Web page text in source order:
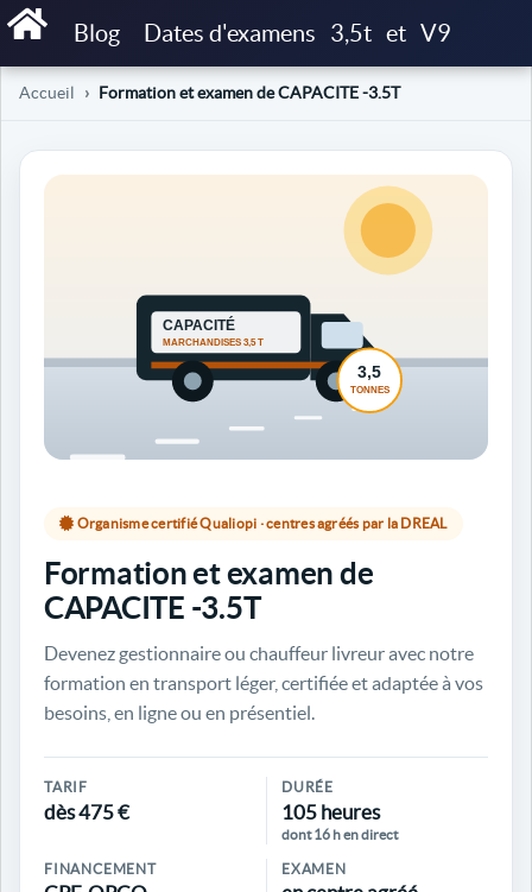
Blog Dates d'examens 3,5t et V9
Accueil Formation et examen de CAPACITE -3.5T
Organisme certifié Qualiopi · centres agréés par la DREAL
Formation et examen de
CAPACITE -3.5T
Devenez gestionnaire ou chauffeur livreur avec notre
formation en transport léger, certifiée et adaptée à vos
besoins, en ligne ou en présentiel.
TARIF
dès 475 €
DURÉE
105 heures
dont 16 h en direct
FINANCEMENT EXAMEN